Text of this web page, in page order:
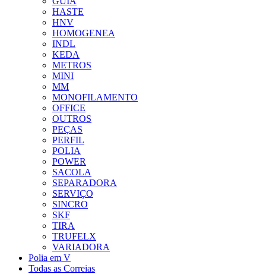
HASTE
HNV
HOMOGENEA
INDL
KEDA
METROS
MINI
MM
MONOFILAMENTO
OFFICE
OUTROS
PEÇAS
PERFIL
POLIA
POWER
SACOLA
SEPARADORA
SERVIÇO
SINCRO
SKF
TIRA
TRUFELX
VARIADORA
Polia em V
Todas as Correias